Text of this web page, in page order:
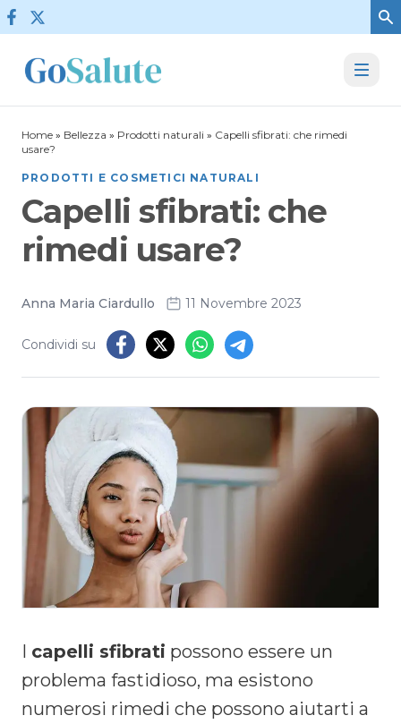
Vai al contenuto
Home » Bellezza » Prodotti naturali » Capelli sfibrati: che rimedi
usare?
PRODOTTI E COSMETICI NATURALI
Capelli sfibrati: che
rimedi usare?
Anna Maria Ciardullo 11 Novembre 2023
Condividi su
I capelli sfibrati possono essere un
problema fastidioso, ma esistono
numerosi rimedi che possono aiutarti a